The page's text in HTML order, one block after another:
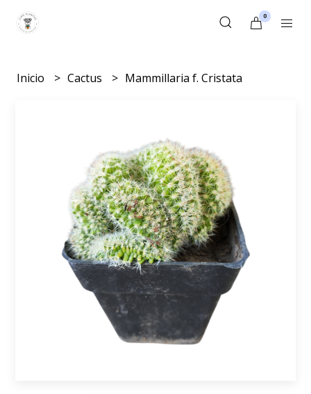
0
Inicio Cactus Mammillaria f. Cristata